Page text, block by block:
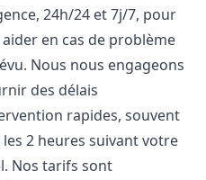
24h/24 et 7j/7, pour
en cas de problème
Nous nous engageons
des délais
rapides, souvent
les 2 heures suivant votre
Nos tarifs sont